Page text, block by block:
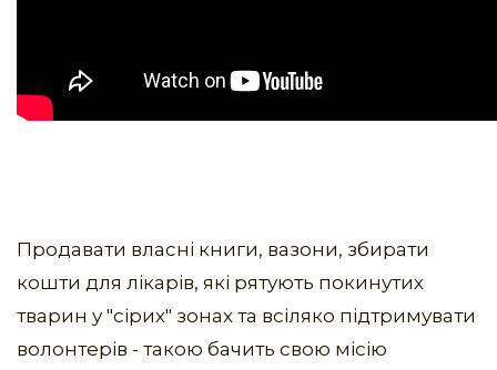
Продавати власні книги, вазони, збирати
кошти для лікарів, які рятують покинутих
тварин у "сірих" зонах та всіляко підтримувати
волонтерів - такою бачить свою місію